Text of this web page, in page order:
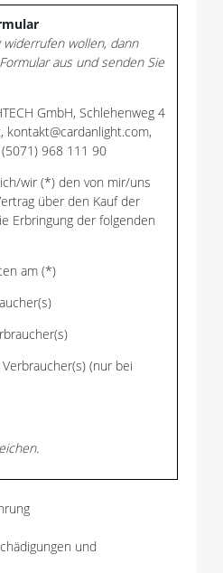
wollen, dann
aus und senden Sie
GmbH, Schlehenweg 4
kontakt@cardanlight.com,
968 111 90
wir (*) den von mir/uns
über den Kauf der
Erbringung der folgenden
am (*)
(nur bei
und